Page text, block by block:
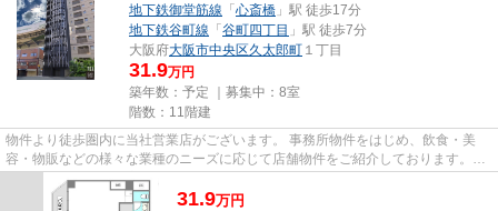
地下鉄御堂筋線 「心斎橋 」駅 徒歩17分
地下鉄谷町線 「谷町四丁目 」駅 徒歩7分
大阪府大阪市中央区久太郎町 １丁目
31.9万円
築年数：予定 ｜募集中： 8室
階数：11階建
物件より徒歩圏内に当社営業店がございます。 事務所物件をはじめ、飲食・美
容・物販などの様々な業種のニーズに応じて店舗物件をご紹介しております。
尚、弊社ではおとり広告は一切...
31.9万円